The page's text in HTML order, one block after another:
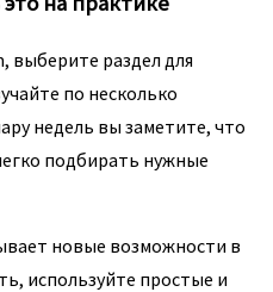
выберите раздел для
по несколько
недель вы заметите, что
подбирать нужные
новые возможности в
используйте простые и